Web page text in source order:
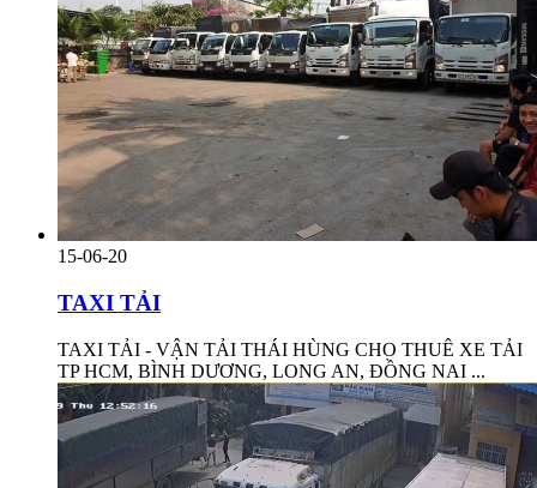
15-06-20
TAXI TẢI
TAXI TẢI - VẬN TẢI THÁI HÙNG CHO THUÊ XE TẢI
TP HCM, BÌNH DƯƠNG, LONG AN, ĐỒNG NAI ...